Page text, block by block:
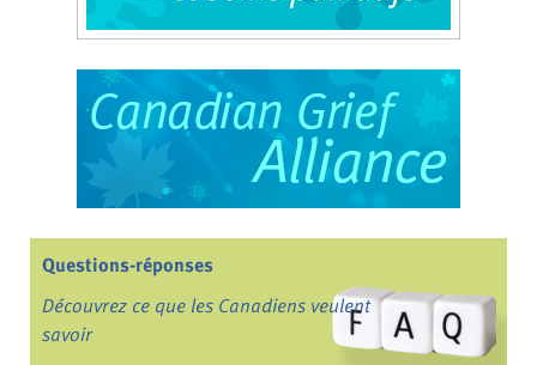
Questions-réponses
Découvrez ce que les Canadiens veulent
savoir